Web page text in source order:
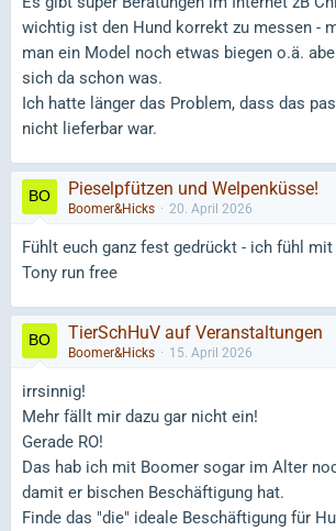
wichtig ist den Hund korrekt zu messen -
man ein Model noch etwas biegen o.ä.
sich da schon was.
Ich hatte länger das Problem, dass das
nicht lieferbar war.
Pieselpfützen und Welpenküsse!
Boomer&Hicks 20. April 2026
Fühlt euch ganz fest gedrückt - ich fühl mit
Tony run free
TierSchHuV auf Veranstaltungen
Boomer&Hicks 15. April 2026
irrsinnig!
Mehr fällt mir dazu gar nicht ein!
Gerade RO!
Das hab ich mit Boomer sogar im Alter
damit er bischen Beschäftigung hat.
Finde das "die" ideale Beschäftigung für